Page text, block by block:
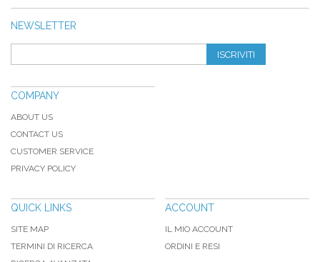
NEWSLETTER
ISCRIVITI
COMPANY
ABOUT US
CONTACT US
CUSTOMER SERVICE
PRIVACY POLICY
QUICK LINKS
SITE MAP
TERMINI DI RICERCA
ACCOUNT
IL MIO ACCOUNT
ORDINI E RESI